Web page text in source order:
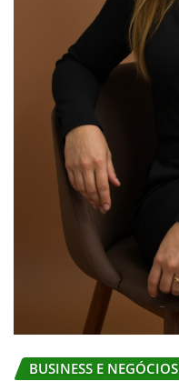
BUSINESS E NEGÓCIOS